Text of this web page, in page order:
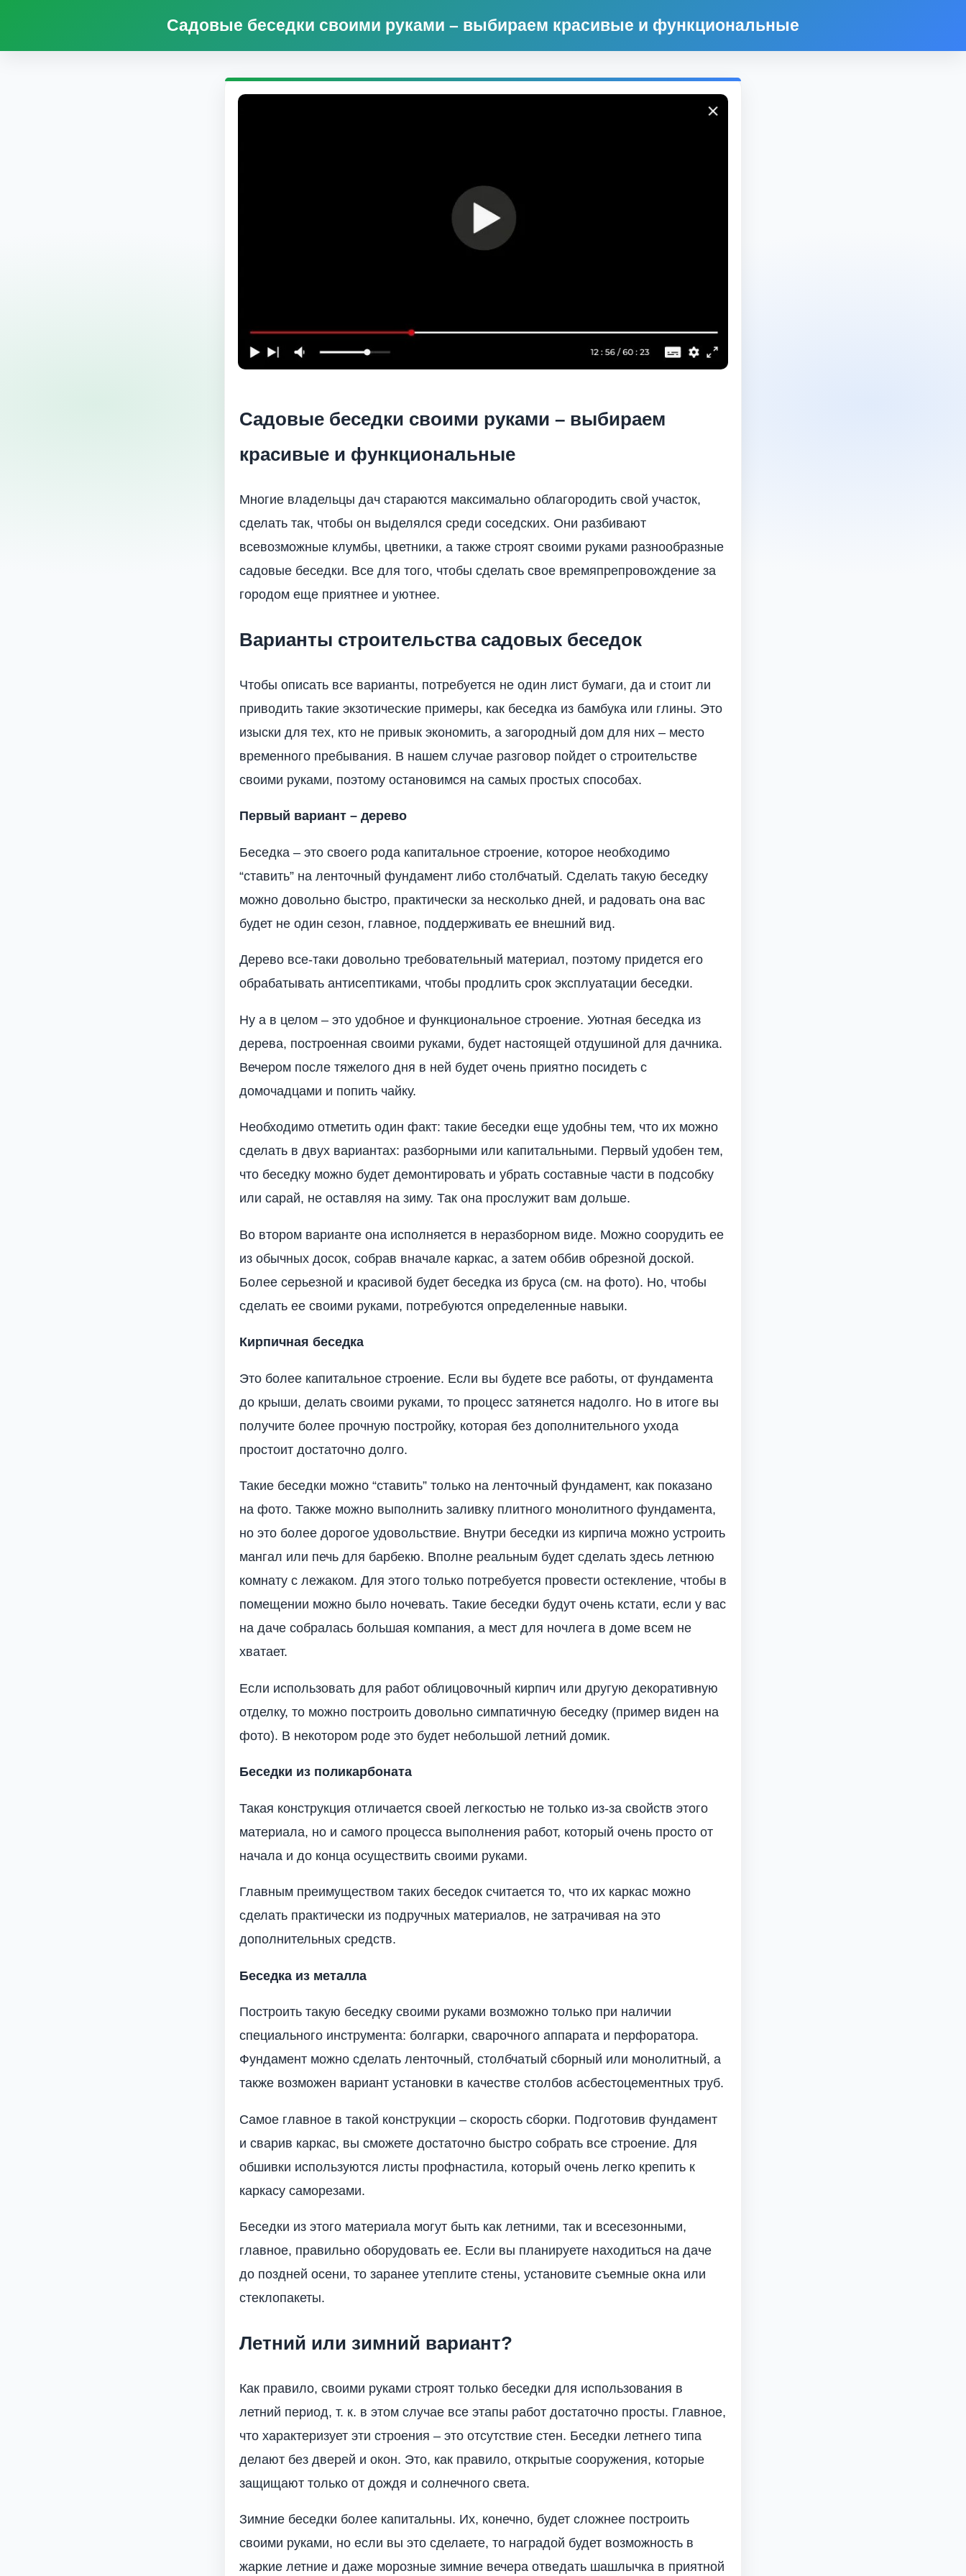
Садовые беседки своими руками – выбираем красивые и функциональные
Садовые беседки своими руками – выбираем
красивые и функциональные
Многие владельцы дач стараются максимально облагородить свой участок,
сделать так, чтобы он выделялся среди соседских. Они разбивают
всевозможные клумбы, цветники, а также строят своими руками разнообразные
садовые беседки. Все для того, чтобы сделать свое времяпрепровождение за
городом еще приятнее и уютнее.
Варианты строительства садовых беседок
Чтобы описать все варианты, потребуется не один лист бумаги, да и стоит ли
приводить такие экзотические примеры, как беседка из бамбука или глины. Это
изыски для тех, кто не привык экономить, а загородный дом для них – место
временного пребывания. В нашем случае разговор пойдет о строительстве
своими руками, поэтому остановимся на самых простых способах.
Первый вариант – дерево
Беседка – это своего рода капитальное строение, которое необходимо
“ставить” на ленточный фундамент либо столбчатый. Сделать такую беседку
можно довольно быстро, практически за несколько дней, и радовать она вас
будет не один сезон, главное, поддерживать ее внешний вид.
Дерево все-таки довольно требовательный материал, поэтому придется его
обрабатывать антисептиками, чтобы продлить срок эксплуатации беседки.
Ну а в целом – это удобное и функциональное строение. Уютная беседка из
дерева, построенная своими руками, будет настоящей отдушиной для дачника.
Вечером после тяжелого дня в ней будет очень приятно посидеть с
домочадцами и попить чайку.
Необходимо отметить один факт: такие беседки еще удобны тем, что их можно
сделать в двух вариантах: разборными или капитальными. Первый удобен тем,
что беседку можно будет демонтировать и убрать составные части в подсобку
или сарай, не оставляя на зиму. Так она прослужит вам дольше.
Во втором варианте она исполняется в неразборном виде. Можно соорудить ее
из обычных досок, собрав вначале каркас, а затем оббив обрезной доской.
Более серьезной и красивой будет беседка из бруса (см. на фото). Но, чтобы
сделать ее своими руками, потребуются определенные навыки.
Кирпичная беседка
Это более капитальное строение. Если вы будете все работы, от фундамента
до крыши, делать своими руками, то процесс затянется надолго. Но в итоге вы
получите более прочную постройку, которая без дополнительного ухода
простоит достаточно долго.
Такие беседки можно “ставить” только на ленточный фундамент, как показано
на фото. Также можно выполнить заливку плитного монолитного фундамента,
но это более дорогое удовольствие. Внутри беседки из кирпича можно устроить
мангал или печь для барбекю. Вполне реальным будет сделать здесь летнюю
комнату с лежаком. Для этого только потребуется провести остекление, чтобы в
помещении можно было ночевать. Такие беседки будут очень кстати, если у вас
на даче собралась большая компания, а мест для ночлега в доме всем не
хватает.
Если использовать для работ облицовочный кирпич или другую декоративную
отделку, то можно построить довольно симпатичную беседку (пример виден на
фото). В некотором роде это будет небольшой летний домик.
Беседки из поликарбоната
Такая конструкция отличается своей легкостью не только из-за свойств этого
материала, но и самого процесса выполнения работ, который очень просто от
начала и до конца осуществить своими руками.
Главным преимуществом таких беседок считается то, что их каркас можно
сделать практически из подручных материалов, не затрачивая на это
дополнительных средств.
Беседка из металла
Построить такую беседку своими руками возможно только при наличии
специального инструмента: болгарки, сварочного аппарата и перфоратора.
Фундамент можно сделать ленточный, столбчатый сборный или монолитный, а
также возможен вариант установки в качестве столбов асбестоцементных труб.
Самое главное в такой конструкции – скорость сборки. Подготовив фундамент
и сварив каркас, вы сможете достаточно быстро собрать все строение. Для
обшивки используются листы профнастила, который очень легко крепить к
каркасу саморезами.
Беседки из этого материала могут быть как летними, так и всесезонными,
главное, правильно оборудовать ее. Если вы планируете находиться на даче
до поздней осени, то заранее утеплите стены, установите съемные окна или
стеклопакеты.
Летний или зимний вариант?
Как правило, своими руками строят только беседки для использования в
летний период, т. к. в этом случае все этапы работ достаточно просты. Главное,
что характеризует эти строения – это отсутствие стен. Беседки летнего типа
делают без дверей и окон. Это, как правило, открытые сооружения, которые
защищают только от дождя и солнечного света.
Зимние беседки более капитальны. Их, конечно, будет сложнее построить
своими руками, но если вы это сделаете, то наградой будет возможность в
жаркие летние и даже морозные зимние вечера отведать шашлычка в приятной